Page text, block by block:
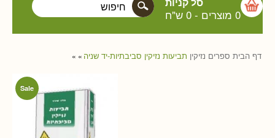
0 מוצרים - 0 ש"ח
דף הבית » ספרים נזיקין » תביעות נזיקין סביבתיות-יד שניה
Sale